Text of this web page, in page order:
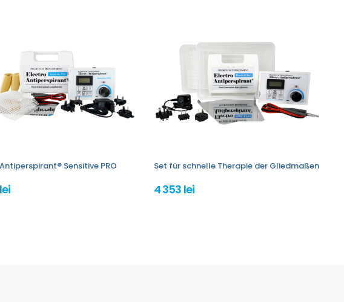
Sensitive PRO Set für schnelle Therapie der Gliedmaßen
4 353 lei